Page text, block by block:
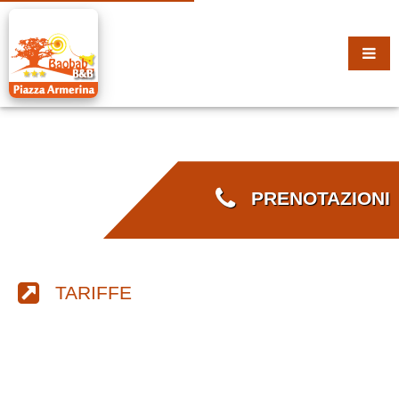
PRENOTAZIONI
TARIFFE